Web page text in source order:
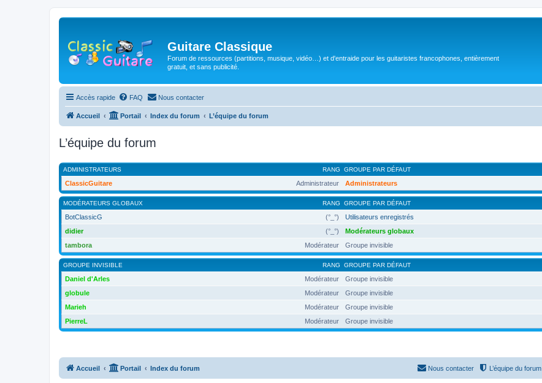
Guitare Classique
Forum de ressources (partitions, musique, vidéo…) et d'entraide pour les guitaristes francophones, entièrement
gratuit, et sans publicité.
Accès rapide FAQ Nous contacter
Accueil Portail Index du forum L’équipe du forum
L’équipe du forum
RANG
ADMINISTRATEURS GROUPE PAR DÉFAUT
Administrateur
ClassicGuitare Administrateurs
RANG
MODÉRATEURS GLOBAUX GROUPE PAR DÉFAUT
(°_°)
BotClassicG Utilisateurs enregistrés
(°_°)
didier Modérateurs globaux
Modérateur
tambora Groupe invisible
RANG
GROUPE INVISIBLE GROUPE PAR DÉFAUT
Modérateur
Daniel d'Arles Groupe invisible
Modérateur
globule Groupe invisible
Modérateur
Marieh Groupe invisible
Modérateur
PierreL Groupe invisible
Accueil Portail Index du forum L’équipe du forum
Nous contacter